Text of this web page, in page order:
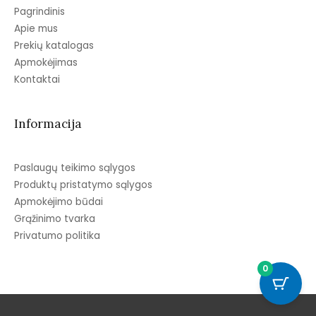
Pagrindinis
Apie mus
Prekių katalogas
Apmokėjimas
Kontaktai
Informacija
Paslaugų teikimo sąlygos
Produktų pristatymo sąlygos
Apmokėjimo būdai
Grąžinimo tvarka
Privatumo politika
0